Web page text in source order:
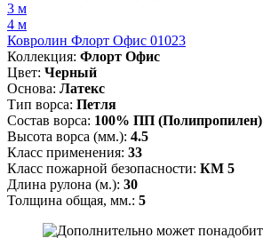
3 м
4 м
Ковролин Флорт Офис 01023
Коллекция: Флорт Офис
Цвет: Черный
Основа: Латекс
Тип ворса: Петля
Состав ворса: 100% ПП (Полипропилен)
Высота ворса (мм.): 4.5
Класс применения: 33
Класс пожарной безопасности: КМ 5
Длина рулона (м.): 30
Толщина общая, мм.: 5